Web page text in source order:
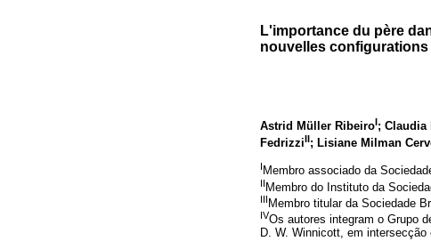
L'importance du père
nouvelles configurations
Astrid Müller RibeiroI; Claudia
FedrizziII; Lisiane Milman
I Membro associado da
IIMembro do Instituto da
III Membro titular da Sociedade
IVOs autores integram o Grupo
D. W. Winnicott, em